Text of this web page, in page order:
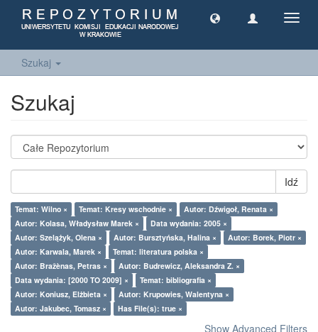
Szukaj
Szukaj
Idź
Temat: Wilno × Temat: Kresy wschodnie ×
Autor: Dźwigoł, Renata ×
Autor: Kolasa, Władysław Marek ×
Data wydania: 2005 ×
Autor: Szelążyk, Olena ×
Autor: Bursztyńska, Halina ×
Autor: Borek, Piotr ×
Autor: Karwala, Marek ×
Temat: literatura polska ×
Autor: Bražènas, Petras ×
Autor: Budrewicz, Aleksandra Z. ×
Data wydania: [2000 TO 2009] ×
Temat: bibliografia ×
Autor: Koniusz, Elżbieta ×
Autor: Krupowies, Walentyna ×
Autor: Jakubec, Tomasz ×
Has File(s): true ×
Show Advanced Filters